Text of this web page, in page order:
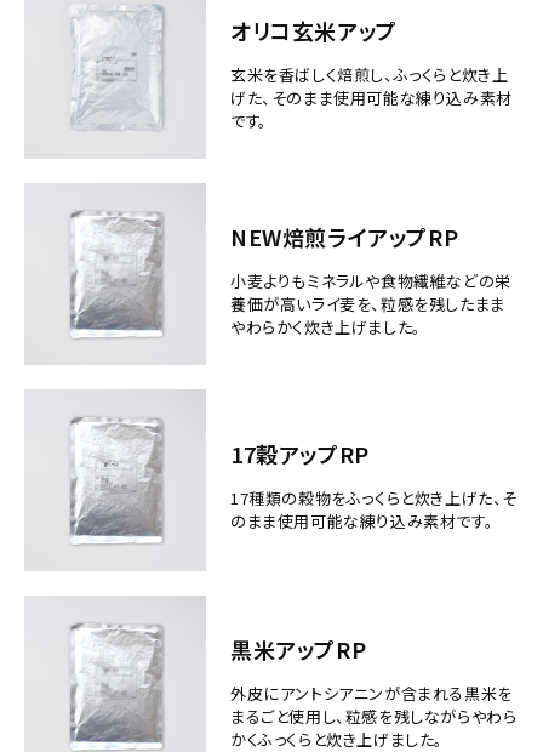
オリコ玄米アップ
玄米を香ばしく焙煎し、ふっくらと炊き上
げた、そのまま使用可能な練り込み素材
です。
NEW焙煎ライアップRP
小麦よりもミネラルや食物繊維などの栄
養価が高いライ麦を、粒感を残したまま
やわらかく炊き上げました。
17穀アップRP
17種類の穀物をふっくらと炊き上げた、そ
のまま使用可能な練り込み素材です。
黒米アップRP
外皮にアントシアニンが含まれる黒米を
まるごと使用し、粒感を残しながらやわら
かくふっくらと炊き上げました。